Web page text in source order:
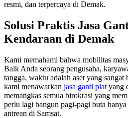
resmi, dan terpercaya di Demak.
Solusi Praktis Jasa
Kendaraan di Demak
Kami memahami bahwa mobilitas
Baik Anda seorang pengusaha,
tangga, waktu adalah aset yang sangat
kami menawarkan jasa ganti plat yang
memangkas semua birokrasi yang
perlu lagi bangun pagi-pagi buta
antrean di Samsat.